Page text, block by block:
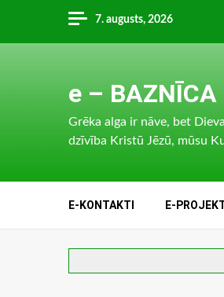
content
7. augusts, 2026
e –
Grēka alga ir nāve, bet
dzīvība Kristū Jēzū, mūsu
E-KONTAKTI E-